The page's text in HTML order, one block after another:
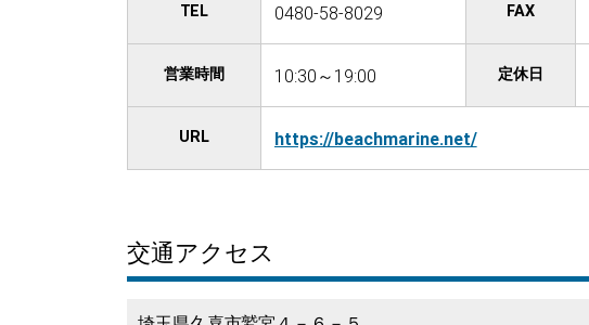
TEL 0480-58-8029 FAX
営業時間 10:30～19:00 定休日
URL https://beachmarine.net/
交通アクセス